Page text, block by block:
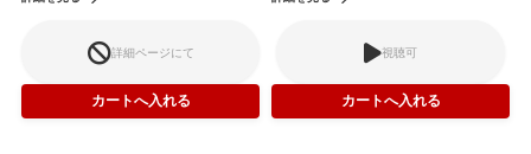
詳細ページにて 視聴可